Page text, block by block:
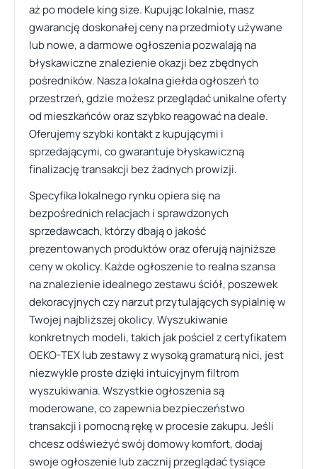
aż po modele king size. Kupując lokalnie, masz
gwarancję doskonałej ceny na przedmioty używane
lub nowe, a darmowe ogłoszenia pozwalają na
błyskawiczne znalezienie okazji bez zbędnych
pośredników. Nasza lokalna giełda ogłoszeń to
przestrzeń, gdzie możesz przeglądać unikalne oferty
od mieszkańców oraz szybko reagować na deale.
Oferujemy szybki kontakt z kupującymi i
sprzedającymi, co gwarantuje błyskawiczną
finalizację transakcji bez żadnych prowizji.
Specyfika lokalnego rynku opiera się na
bezpośrednich relacjach i sprawdzonych
sprzedawcach, którzy dbają o jakość
prezentowanych produktów oraz oferują najniższe
ceny w okolicy. Każde ogłoszenie to realna szansa
na znalezienie idealnego zestawu ściół, poszewek
dekoracyjnych czy narzut przytulających sypialnię w
Twojej najbliższej okolicy. Wyszukiwanie
konkretnych modeli, takich jak pościel z certyfikatem
OEKO-TEX lub zestawy z wysoką gramaturą nici, jest
niezwykle proste dzięki intuicyjnym filtrom
wyszukiwania. Wszystkie ogłoszenia są
moderowane, co zapewnia bezpieczeństwo
transakcji i pomocną rękę w procesie zakupu. Jeśli
chcesz odświeżyć swój domowy komfort, dodaj
swoje ogłoszenie lub zacznij przeglądać tysiące